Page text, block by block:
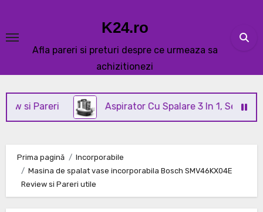
content
K24.ro
Afla pareri si preturi despre ce urmeaza sa
achizitionezi
Aspirator Cu Spalare 3 In 1, SeveShop® C3
Prima pagină
Incorporabile
Masina de spalat vase incorporabila Bosch SMV46KX04E
Review si Pareri utile